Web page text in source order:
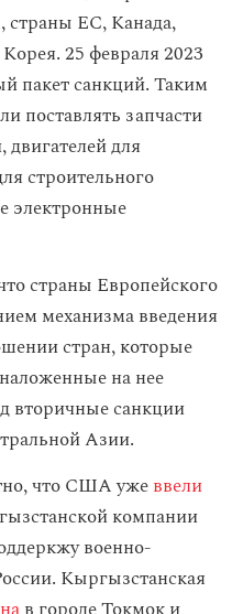
ЕС, Канада,
25 февраля 2023
пакет санкций. Таким
поставлять запчасти
для
строительного
электронные
страны Европейского
механизма введения
стран, которые
на нее
вторичные санкции
Азии.
что США ужеввели
компании
военно-
Кыргызстанская